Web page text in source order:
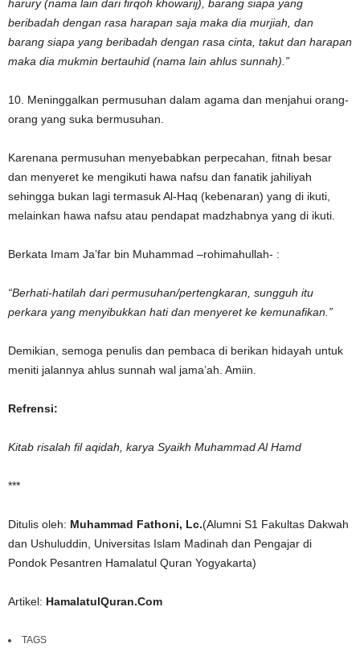
harury (nama lain dari firqoh khowarij), barang siapa yang
beribadah dengan rasa harapan saja maka dia murjiah, dan
barang siapa yang beribadah dengan rasa cinta, takut dan harapan
maka dia mukmin bertauhid (nama lain ahlus sunnah).”
10. Meninggalkan permusuhan dalam agama dan menjahui orang-
orang yang suka bermusuhan.
Karenana permusuhan menyebabkan perpecahan, fitnah besar
dan menyeret ke mengikuti hawa nafsu dan fanatik jahiliyah
sehingga bukan lagi termasuk Al-Haq (kebenaran) yang di ikuti,
melainkan hawa nafsu atau pendapat madzhabnya yang di ikuti.
Berkata Imam Ja’far bin Muhammad –rohimahullah- :
“Berhati-hatilah dari permusuhan/pertengkaran, sungguh itu
perkara yang menyibukkan hati dan menyeret ke kemunafikan.”
Demikian, semoga penulis dan pembaca di berikan hidayah untuk
meniti jalannya ahlus sunnah wal jama’ah. Amiin.
Refrensi:
Kitab risalah fil aqidah, karya Syaikh Muhammad Al Hamd
***
Ditulis oleh: Muhammad Fathoni, Lc.(Alumni S1 Fakultas Dakwah
dan Ushuluddin, Universitas Islam Madinah dan Pengajar di
Pondok Pesantren Hamalatul Quran Yogyakarta)
Artikel: HamalatulQuran.Com
TAGS